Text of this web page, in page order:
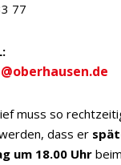
77
muss so
dass er
um 18.00 Uhr beim